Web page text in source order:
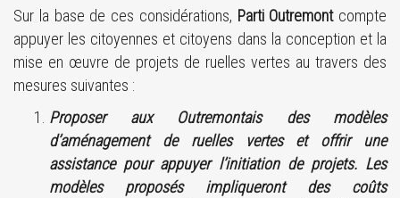
Sur la base de ces considérations, Parti Outremontcompte
appuyer les citoyennes et citoyens dans la conception et la
mise en œuvre de projets de ruelles vertes au travers des
mesures suivantes :
Proposer aux Outremontais des modèles
d’aménagement de ruelles vertes et offrir une
assistance pour appuyer l’initiation de projets. Les
modèles proposés impliqueront des coûts